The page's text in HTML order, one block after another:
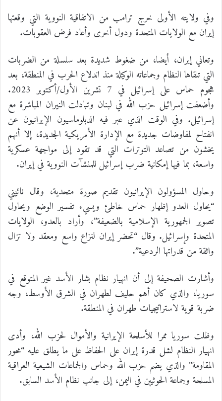
وفي ولايته الأولى خرج ترامب من الاتفاقية النووية التي وقعتها
إيران مع الولايات المتحدة ودول أخرى وأعاد فرض العقوبات.
وتعاني إيران، أيضا، من ضغوط شديدة بعد سلسلة من الضربات
التي تلقاها النظام وجماعاته الوكيلة منذ اندلاع الحرب في المنطقة، بعد
هجوم حماس على إسرائيل في 7 تشرين الأول/أكتوبر 2023.
وأضعفت إسرائيل حزب الله في لبنان وتبادلت النيران المباشرة مع
إسرائيل. وفي الوقت الذي عبر فيه الدبلوماسيون الإيرانيون عن
انفتاح لمفاوضات جديدة مع الإدارة الأمريكية الجديدة، إلا أنهم
يخشون من تصاعد التوترات التي قد تقود إلى مواجهة عسكرية
واسعة، بما فيها إمكانية ضرب إسرائيل للمنشآت النووية في إيران.
وحاول المسؤولون الإيرانيون تقديم صورة متحدية، وقال نائيني
“يحاول العدو إظهار حماس خاطئ ويسيء تفسير الوضع ويحاول
تصوير الجمهورية الإسلامية بالضعيفة”، وأراد بالعدو، الولايات
المتحدة وإسرائيل. وقال “تحضر إيران لنزاع واسع ومعقد ولا تزال
واثقة من قدراتها الردعية”.
وأشارت الصحيفة إلى أن انهيار نظام بشار الأسد غير المتوقع في
سوريا، والذي كان أهم حليف لطهران في الشرق الأوسط، وجه
ضربة قوية لاستراتيجيات طهران في المنطقة.
وظلت سوريا ممرا للأسلحة الإيرانية والأموال لحزب الله، وأدى
انهيار النظام لشل قدرة إيران على الحفاظ على ما يطلق عليه “محور
المقاومة” والذي يضم حزب الله وحماس والجماعات الشيعية العراقية
المسلحة وجماعة الحوثيين في اليمن، إلى جانب نظام الأسد السابق.